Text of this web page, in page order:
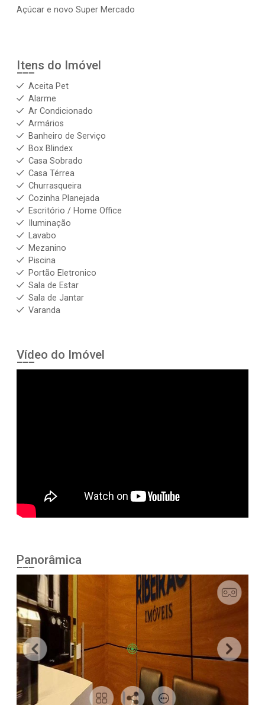
Açúcar e novo Super Mercado
Itens do Imóvel
Aceita Pet
Alarme
Ar Condicionado
Armários
Banheiro de Serviço
Box Blindex
Casa Sobrado
Casa Térrea
Churrasqueira
Cozinha Planejada
Escritório / Home Office
Iluminação
Lavabo
Mezanino
Piscina
Portão Eletronico
Sala de Estar
Sala de Jantar
Varanda
Vídeo do Imóvel
Panorâmica